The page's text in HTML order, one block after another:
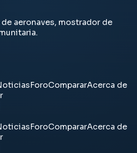
aeronaves, mostrador de
ForoCompararAcerca de
ForoCompararAcerca de